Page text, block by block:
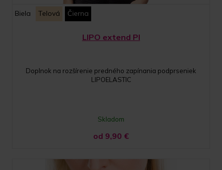
Biela Telová Čierna
LIPO extend PI
Doplnok na rozšírenie predného zapínania podprseniek
LIPOELASTIC
Skladom
od 9,90 €